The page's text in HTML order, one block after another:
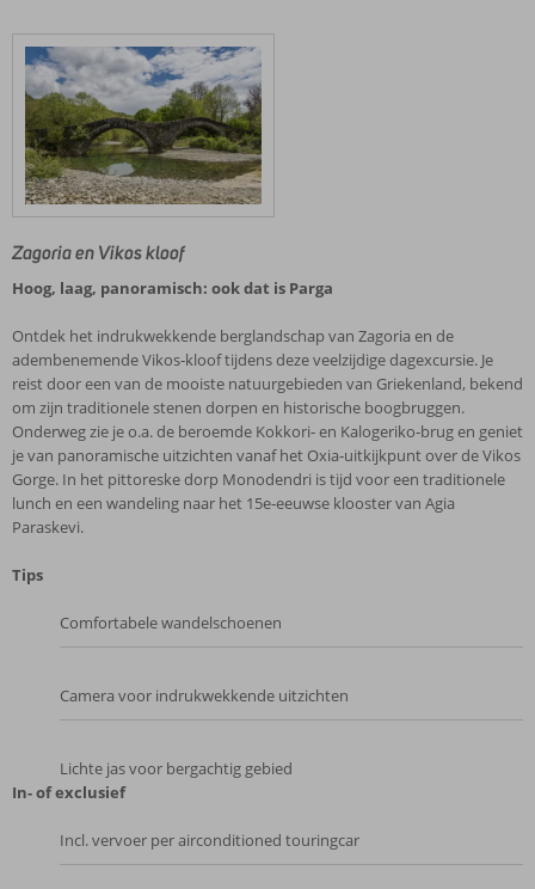
Zagoria en Vikos kloof
Hoog, laag, panoramisch: ook dat is Parga
Ontdek het indrukwekkende berglandschap van Zagoria en de
adembenemende Vikos‑kloof tijdens deze veelzijdige dagexcursie. Je
reist door een van de mooiste natuurgebieden van Griekenland, bekend
om zijn traditionele stenen dorpen en historische boogbruggen.
Onderweg zie je o.a. de beroemde Kokkori‑ en Kalogeriko‑brug en geniet
je van panoramische uitzichten vanaf het Oxia‑uitkijkpunt over de Vikos
Gorge. In het pittoreske dorp Monodendri is tijd voor een traditionele
lunch en een wandeling naar het 15e‑eeuwse klooster van Agia
Paraskevi.
Tips
Comfortabele wandelschoenen
Camera voor indrukwekkende uitzichten
Lichte jas voor bergachtig gebied
In- of exclusief
Incl. vervoer per airconditioned touringcar